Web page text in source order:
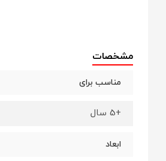
مشخصات
مناسب برای
+5 سال
ابعاد